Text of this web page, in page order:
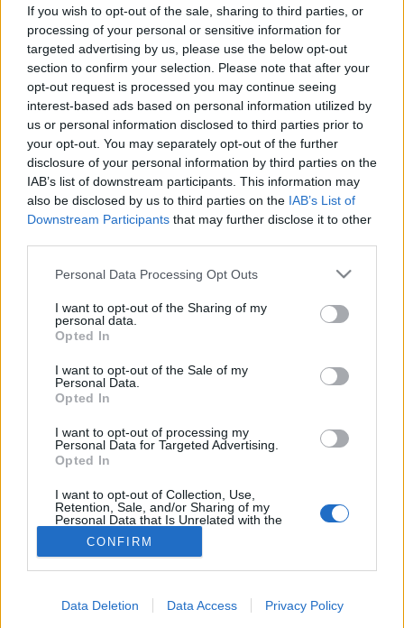
If you wish to opt-out of the sale, sharing to third parties, or
processing of your personal or sensitive information for
targeted advertising by us, please use the below opt-out
section to confirm your selection. Please note that after your
opt-out request is processed you may continue seeing
interest-based ads based on personal information utilized by
us or personal information disclosed to third parties prior to
your opt-out. You may separately opt-out of the further
disclosure of your personal information by third parties on the
IAB’s list of downstream participants. This information may
also be disclosed by us to third parties on the IAB’s List of
Downstream Participants that may further disclose it to other
Please note that this website/app uses one or more Google
not limited to your visit or usage behaviour. You may click to
grant or deny consent to Google and its third-party tags to
use your data for below specified purposes in below Google
consent section.
Personal Data Processing Opt Outs
I want to opt-out of the Sharing of my
personal data.
Opted In
I want to opt-out of the Sale of my
Personal Data.
Opted In
I want to opt-out of processing my
Personal Data for Targeted Advertising.
Opted In
I want to opt-out of Collection, Use,
Retention, Sale, and/or Sharing of my
Personal Data that Is Unrelated with the
Purposes for which it was collected.
Opted Out
CONFIRM
Data Deletion Data Access Privacy Policy
Betegségek
2025. június 27. 11:14